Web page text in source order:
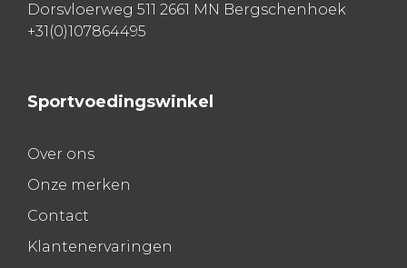
Dorsvloerweg 511 2661 MN Bergschenhoek
+31(0)107864495
Sportvoedingswinkel
Over ons
Onze merken
Contact
Klantenervaringen